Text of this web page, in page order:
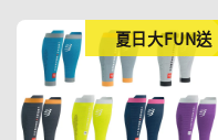
夏日大FUN送